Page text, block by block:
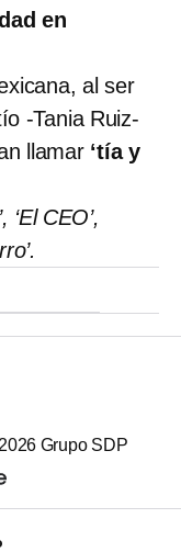
en
al ser
-Tania Ruiz-
llamar‘tía y
‘El CEO’,
2026 Grupo SDP